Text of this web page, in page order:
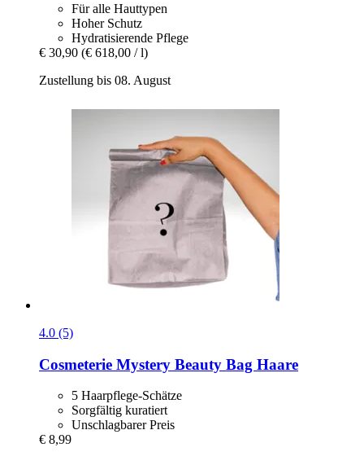
Für alle Hauttypen
Hoher Schutz
Hydratisierende Pflege
€ 30,90 (€ 618,00 / l)
Zustellung bis 08. August
4.0 (5)
Cosmeterie Mystery Beauty Bag Haare
5 Haarpflege-Schätze
Sorgfältig kuratiert
Unschlagbarer Preis
€ 8,99